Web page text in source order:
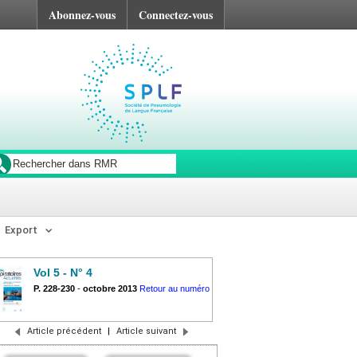
Abonnez-vous Connectez-vous
Export
Vol 5 - N° 4
P. 228-230 - octobre 2013 Retour au numéro
Article précédent | Article suivant